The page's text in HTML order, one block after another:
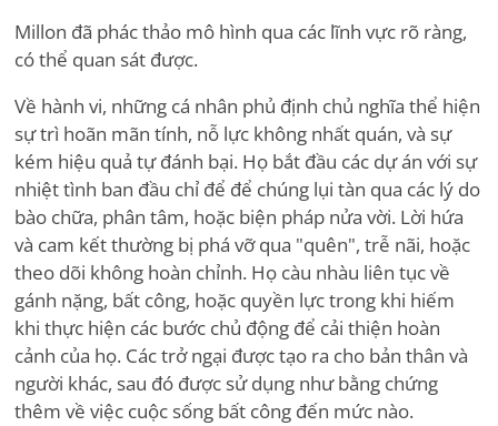
Millon đã phác thảo mô hình qua các lĩnh vực rõ ràng,
có thể quan sát được.
Về hành vi, những cá nhân phủ định chủ nghĩa thể hiện
sự trì hoãn mãn tính, nỗ lực không nhất quán, và sự
kém hiệu quả tự đánh bại. Họ bắt đầu các dự án với sự
nhiệt tình ban đầu chỉ để để chúng lụi tàn qua các lý do
bào chữa, phân tâm, hoặc biện pháp nửa vời. Lời hứa
và cam kết thường bị phá vỡ qua "quên", trễ nãi, hoặc
theo dõi không hoàn chỉnh. Họ càu nhàu liên tục về
gánh nặng, bất công, hoặc quyền lực trong khi hiếm
khi thực hiện các bước chủ động để cải thiện hoàn
cảnh của họ. Các trở ngại được tạo ra cho bản thân và
người khác, sau đó được sử dụng như bằng chứng
thêm về việc cuộc sống bất công đến mức nào.